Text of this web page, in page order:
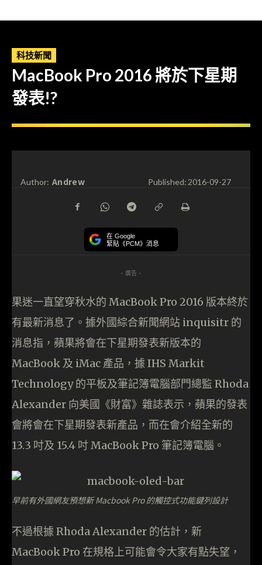
科技新聞
MacBook Pro 2016 將於下星期
發表!?
Author: Andrew Published:2016-09-27
在 Google
緊貼《PCM》消息
- 廣告 -
果迷一直望穿秋水的 MacBook Pro 2016 版本終於
有最新消息了。據外國綜合新聞網站 inquisitr 的
消息指，蘋果將會在下星期發表新版本的
MacBook 及 iMac 產品，據 IHS Markit
Technology 的平板及筆記簿電腦部門總監 Rhoda
Alexander 向美國《財富》雜誌表示，蘋果的發表
會將會在下星期發表新產品，而在會介紹全新的
13.3 吋及 15.4 吋 MacBook Pro 筆記簿電腦。
早前有外國網友預想新 Macbook Pro 的觸控式功能鍵列設計
不過根據 Rhoda Alexander 的估計，新
MacBook Pro 在規格上可能會令大家有點失望，